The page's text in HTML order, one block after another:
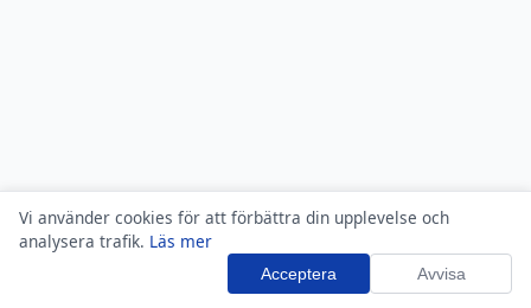
Vi använder cookies för att förbättra din upplevelse och
analysera trafik. Läs mer
Acceptera Avvisa